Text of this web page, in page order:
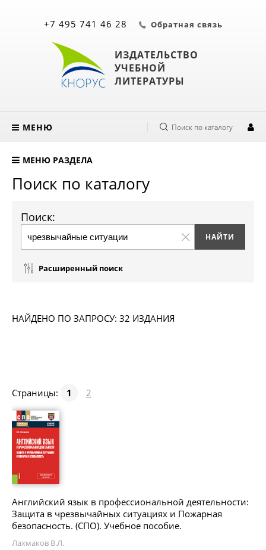
ИЗДАТЕЛЬСТВО
УЧЕБНОЙ
ЛИТЕРАТУРЫ
+7 495 741 46 28 Обратная связь
МЕНЮ Поиск по каталогу
МЕНЮ РАЗДЕЛА
Поиск по каталогу
Поиск:
Расширенный поиск
НАЙДЕНО ПО ЗАПРОСУ: 32 ИЗДАНИЯ
Страницы: 1 2
Английский язык в профессиональной деятельности:
Защита в чрезвычайных ситуациях и Пожарная
безопасность. (СПО). Учебное пособие.
Лахмаков В.Л.